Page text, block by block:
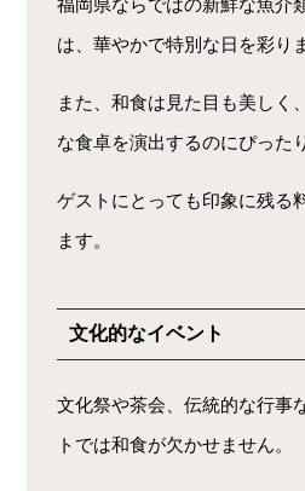
福岡県ならではの新鮮な魚介
は、華やかで特別な日を彩り
また、和食は見た目も美しく
な食卓を演出するのにぴった
ゲストにとっても印象に残る
ます。
文化的なイベント
文化祭や茶会、伝統的な行事
トでは和食が欠かせません。